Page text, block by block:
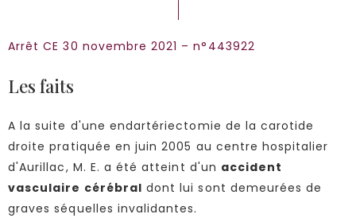
Arrêt CE 30 novembre 2021 – n°443922
Les faits
A la suite d'une endartériectomie de la carotide
droite pratiquée en juin 2005 au centre hospitalier
d'Aurillac, M. E. a été atteint d'un accident
vasculaire cérébral dont lui sont demeurées de
graves séquelles invalidantes.